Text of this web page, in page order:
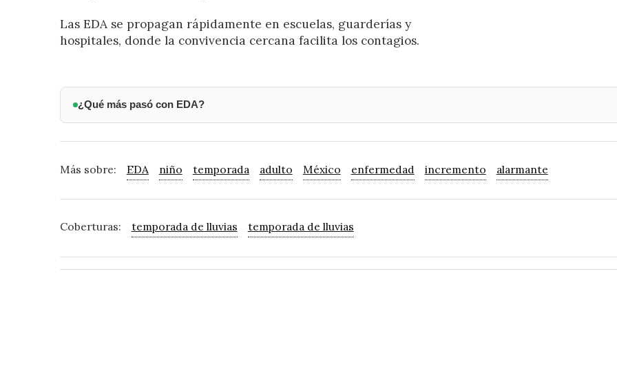
Las EDA se propagan rápidamente en escuelas, guarderías y
hospitales, donde la convivencia cercana facilita los contagios.
¿Qué más pasó con EDA?
Más sobre: EDA niño temporada adulto México enfermedad incremento alarmante
Coberturas: temporada de lluvias temporada de lluvias